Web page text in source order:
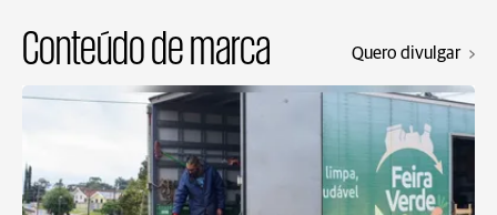
Conteúdo de marca Quero divulgar